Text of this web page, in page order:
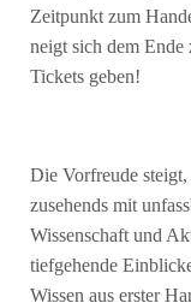
Zeitpunkt zum
neigt sich dem
Tickets geben!
Die Vorfreude
zusehends mit
Wissenschaft und
tiefgehende
Wissen aus erster